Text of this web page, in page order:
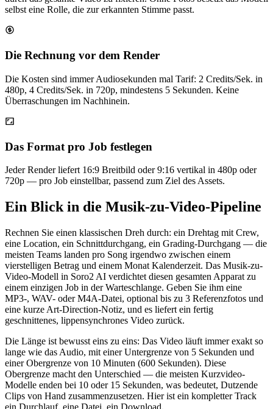
selbst eine Rolle, die zur erkannten Stimme passt.
Die Rechnung vor dem Render
Die Kosten sind immer Audiosekunden mal Tarif: 2 Credits/Sek. in
480p, 4 Credits/Sek. in 720p, mindestens 5 Sekunden. Keine
Überraschungen im Nachhinein.
Das Format pro Job festlegen
Jeder Render liefert 16:9 Breitbild oder 9:16 vertikal in 480p oder
720p — pro Job einstellbar, passend zum Ziel des Assets.
Ein Blick in die Musik-zu-Video-Pipeline
Rechnen Sie einen klassischen Dreh durch: ein Drehtag mit Crew,
eine Location, ein Schnittdurchgang, ein Grading-Durchgang — die
meisten Teams landen pro Song irgendwo zwischen einem
vierstelligen Betrag und einem Monat Kalenderzeit. Das Musik-zu-
Video-Modell in Soro2 AI verdichtet diesen gesamten Apparat zu
einem einzigen Job in der Warteschlange. Geben Sie ihm eine
MP3-, WAV- oder M4A-Datei, optional bis zu 3 Referenzfotos und
eine kurze Art-Direction-Notiz, und es liefert ein fertig
geschnittenes, lippensynchrones Video zurück.
Die Länge ist bewusst eins zu eins: Das Video läuft immer exakt so
lange wie das Audio, mit einer Untergrenze von 5 Sekunden und
einer Obergrenze von 10 Minuten (600 Sekunden). Diese
Obergrenze macht den Unterschied — die meisten Kurzvideo-
Modelle enden bei 10 oder 15 Sekunden, was bedeutet, Dutzende
Clips von Hand zusammenzusetzen. Hier ist ein kompletter Track